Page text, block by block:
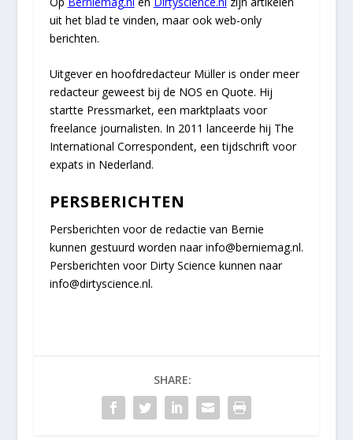
uit het blad te vinden, maar ook web-only
berichten.
Uitgever en hoofdredacteur Müller is onder meer
redacteur geweest bij de NOS en Quote. Hij
startte Pressmarket, een marktplaats voor
freelance journalisten. In 2011 lanceerde hij The
International Correspondent, een tijdschrift voor
expats in Nederland.
PERSBERICHTEN
Persberichten voor de redactie van Bernie
kunnen gestuurd worden naar info@berniemag.nl.
Persberichten voor Dirty Science kunnen naar
info@dirtyscience.nl.
SHARE: